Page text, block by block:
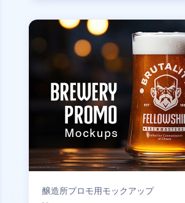
醸造所プロモ用モックアップ